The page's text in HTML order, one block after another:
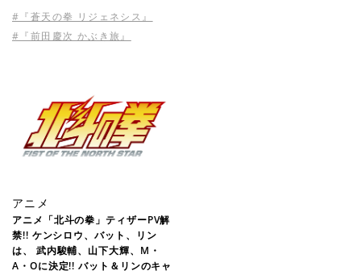
#『蒼天の拳 リジェネシス』
#『前田慶次 かぶき旅』
アニメ
アニメ「北斗の拳」ティザーPV解
禁!! ケンシロウ、バット、リン
は、 武内駿輔、山下大輝、M・
A・Oに決定!! バット＆リンのキャ